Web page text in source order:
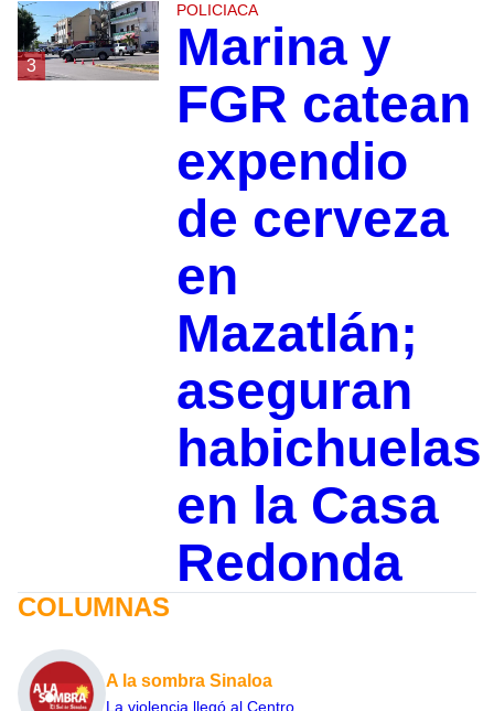
3
POLICIACA
Marina y
FGR catean
expendio
de cerveza
en
Mazatlán;
aseguran
habichuelas
en la Casa
Redonda
COLUMNAS
A la sombra Sinaloa
La violencia llegó al Centro